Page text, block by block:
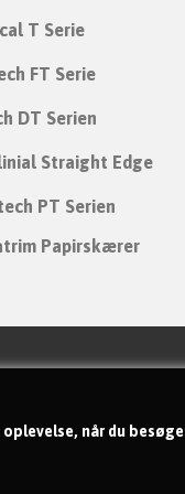
når du
T Serie
FT Serie
DT Serien
Straight Edge
PT Serien
Papirskærer